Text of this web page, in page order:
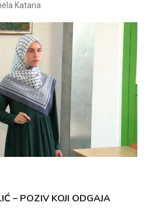
Katana
– POZIV KOJI ODGAJA